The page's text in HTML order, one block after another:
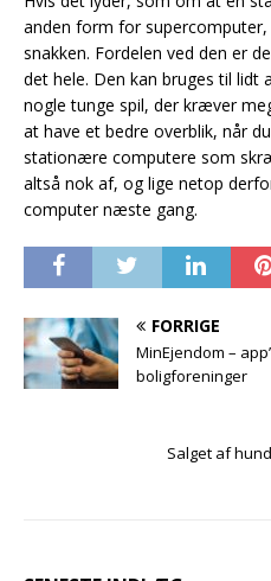
anden form for
snakken. Fordelen ved den er
det hele. Den kan bruges til lidt
nogle tunge spil, der kræver
at have et bedre overblik, når
stationære computere som
altså nok af, og lige netop
computer næste gang.
FORRIGE
MinEjendom –
boligforeninger
Salget af